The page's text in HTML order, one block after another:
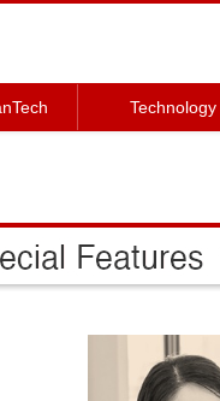
Technology